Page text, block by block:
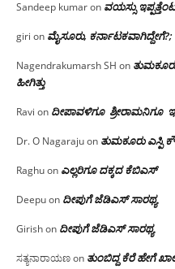
Sandeep kumaron ವಯಸ್ಸು
giri on ಮೈಸೂರು,
Nagendrakumarsh SH on
ಹೀಗಿತ್ತು
Ravi on ದೀಪಾವಳಿಗೂ ಶ್ರೀರಾಮನಿಗೂ
Dr. O Nagarajuon ತುಮಕೂರು ಎಸ್ಪಿ
Raghuon ಎಲ್ಲರಿಗೂ ದಕ್ಕದ ಕೆಬಿಎಸ್
Deepuon ದೀಪುಗೆ ಜೆಡಿಎಸ್ ಸಾರಥ್ಯ
Girishon ದೀಪುಗೆ ಜೆಡಿಎಸ್ ಸಾರಥ್ಯ
ಸತ್ಯನಾರಾಯಣon ತುಂಬಿದ್ದ ಕೆರೆ ಹೇಗೆ